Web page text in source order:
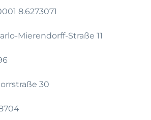
8.6273071
Mierendorff-Straße 11
30